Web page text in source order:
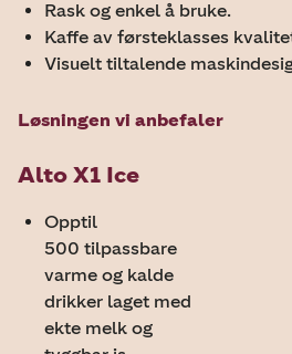
Rask og enkel å bruke.
Kaffe av førsteklasses
Visuelt tiltalende
Løsningen vi anbefaler
Alto X1 Ice
Opptil
500 tilpassbare
varme og kalde
drikker laget med
ekte melk og